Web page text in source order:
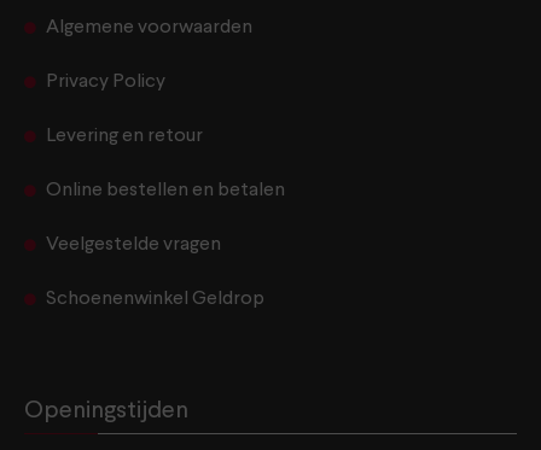
Algemene voorwaarden
Privacy Policy
Levering en retour
Online bestellen en betalen
Veelgestelde vragen
Schoenenwinkel Geldrop
Openingstijden